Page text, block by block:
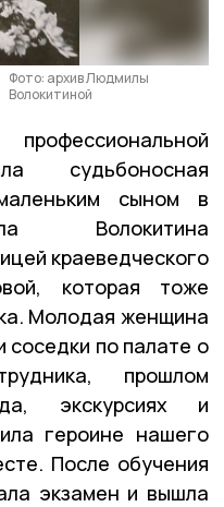
Фото: архив Людмилы
Волокитиной
судьбоносная
сыном в
Волокитина
краеведческого
которая тоже
Молодая женщина
соседки по палате о
прошлом
экскурсиях и
героине нашего
После обучения
экзамен и вышла